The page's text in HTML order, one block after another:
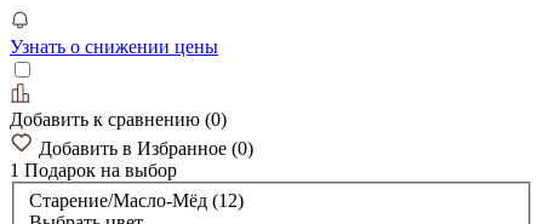
Узнать о снижении цены
Добавить к сравнению (0)
Добавить в Избранное (0)
1 Подарок на выбор
Старение/Масло-Мёд (12)